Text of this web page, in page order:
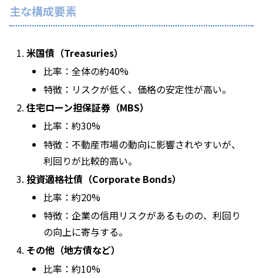
主な構成要素
米国債（Treasuries）
比率：全体の約40%
特徴：リスクが低く、価格の安定性が高い。
住宅ローン担保証券（MBS）
比率：約30%
特徴：不動産市場の動向に影響されやすいが、
利回りが比較的高い。
投資適格社債（Corporate Bonds）
比率：約20%
特徴：企業の信用リスクがあるものの、利回り
の向上に寄与する。
その他（地方債など）
比率：約10%